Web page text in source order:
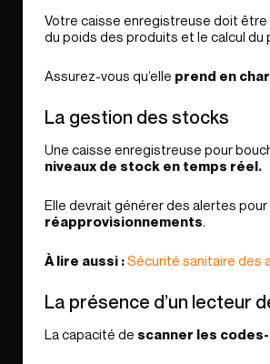
Votre caisse enregistreuse doit être
du poids des produits et le calcul du
Assurez-vous qu’elle prend en
La gestion des stocks
Une caisse enregistreuse pour
niveaux de stock en temps réel.
Elle devrait générer des alertes pour
réapprovisionnements.
À lire aussi :Sécurité sanitaire des
La présence d’un lecteur
La capacité de scanner les